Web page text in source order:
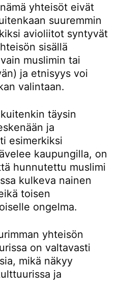
yhteisöt eivät
suuremmin
avioliitot syntyvät
sisällä
muslimin tai
ja etnisyys voi
valintaan.
täysin
ja
esimerkiksi
kaupungilla, on
hunnutettu muslimi
kulkeva nainen
toisen
ongelma.
yhteisön
on valtavasti
mikä näkyy
ja